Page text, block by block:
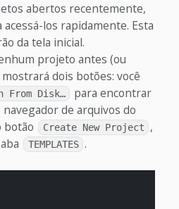
abertos recentemente,
acessá-los rapidamente. Esta
da tela inicial.
projeto antes (ou
dois botões: você
From Disk…
para encontrar
de arquivos do
botão
Create New Project
,
TEMPLATES .